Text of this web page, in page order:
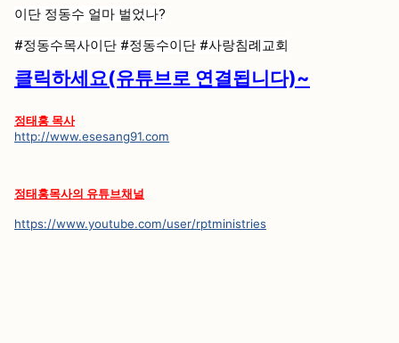
이단 정동수 얼마 벌었나?
#정동수목사이단 #정동수이단 #사랑침례교회
클릭하세요(유튜브로 연결됩니다)~
정태홍 목사
http://www.esesang91.com
정태홍목사의 유튜브채널
https://www.youtube.com/user/rptministries